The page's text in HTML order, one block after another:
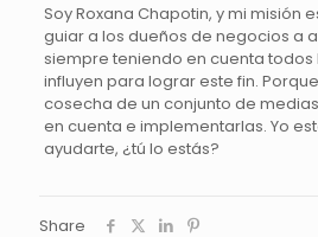
Soy Roxana Chapotin, y mi misión
guiar a los dueños de negocios a
siempre teniendo en cuenta todos
influyen para lograr este fin.
cosecha de un conjunto de
en cuenta e implementarlas. Yo
ayudarte, ¿tú lo estás?
Share